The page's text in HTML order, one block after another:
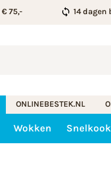
75,- 14
ONLINEBESTEK.NL
Wokken